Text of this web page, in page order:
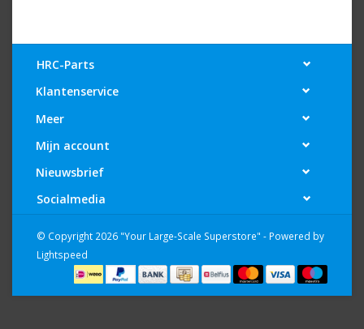
HRC-Parts
Klantenservice
Meer
Mijn account
Nieuwsbrief
Socialmedia
© Copyright 2026 "Your Large-Scale Superstore" - Powered by
Lightspeed